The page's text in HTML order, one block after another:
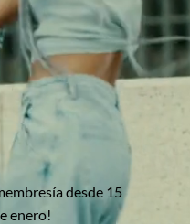
desde 15
enero!